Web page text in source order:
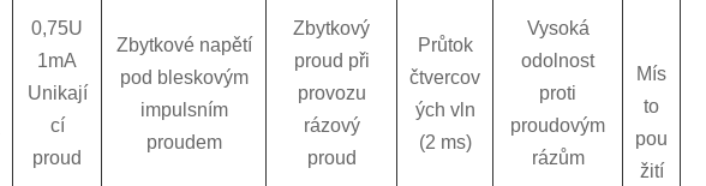
0,75U
1mA
Unikají
cí
proud
Zbytkové napětí
pod bleskovým
impulsním
proudem
Zbytkový
proud při
provozu
rázový
proud
Průtok
čtvercov
ých vln
(2 ms)
Vysoká
odolnost
proti
proudovým
rázům
Mís
to
pou
žití